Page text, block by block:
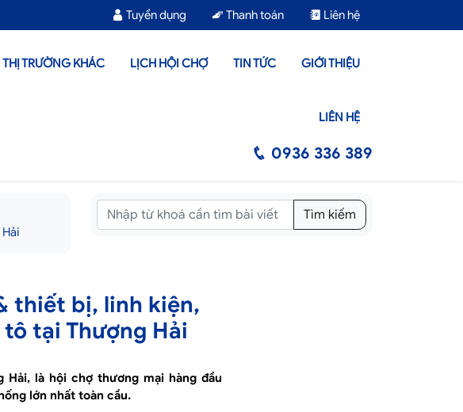
Tuyển dụng Thanh toán Liên hệ
THỊ TRƯỜNG KHÁC LỊCH HỘI CHỢ TIN TỨC GIỚI THIỆU
LIÊN HỆ
0936 336 389
Tìm kiếm
thiết bị, linh kiện,
tại Thượng Hải
là hội chợ thương mại hàng đầu
lớn nhất toàn cầu.